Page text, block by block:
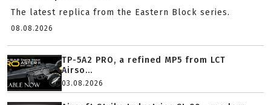
The latest replica from the Eastern Block series.
08.08.2026
TP-5A2 PRO, a refined MP5 from LCT
Airso...
03.08.2026